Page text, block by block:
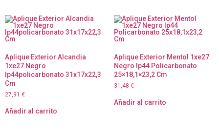
Aplique Exterior Alcandia
1xe27 Negro
Ip44policarbonato 31x17x22,3
Cm
27,91 €
Añadir al carrito
Aplique Exterior Mentol 1xe27
Negro Ip44 Policarbonato
25×18,1×23,2 Cm
31,48 €
Añadir al carrito